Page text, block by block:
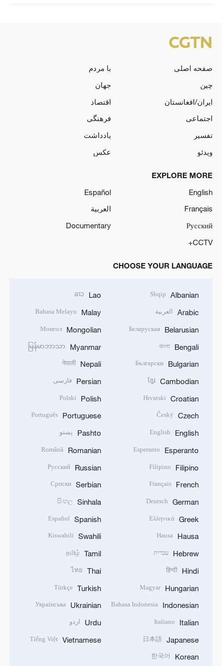
صفحه اصلی
با مردم
چین
جهان
ایران/افغانستان
اقتصاد
اجتماعی
فرهنگی
تفسیر
یادداشت
ویدئو
عکس
EXPLORE MORE
English
Español
Français
العربية
Русский
Documentary
CCTV+
CHOOSE YOUR LANGUAGE
Albanian
Shqip
Arabic العربية
Belarusian
Беларуская
Bengali
বাংলা
Bulgarian
Български
Cambodian
ខ្មែរ
Croatian
Hrvatski
Czech
Český
English
English
Esperanto
Esperanto
Filipino
Filipino
French
Français
German
Deutsch
Greek
Ελληνικά
Hausa
Hausa
Hebrew עברית
Hindi
हिन्दी
Hungarian
Magyar
Indonesian
Bahasa Indonesia
Italian
Italiano
Japanese
日本語
Korean
한국어
Lao
ລາວ
Malay
Bahasa Melayu
Mongolian
Монгол
Myanmar
မြန်မာဘာသာ
Nepali
नेपाली
Persian فارسی
Polish
Polski
Portuguese
Português
Pashto پښتو
Romanian
Română
Russian
Русский
Serbian
Српски
Sinhala
සිංහල
Spanish
Español
Swahili
Kiswahili
Tamil
தமிழ்
Thai
ไทย
Turkish
Türkçe
Ukrainian
Українська
Urdu اردو
Vietnamese
Tiếng Việt